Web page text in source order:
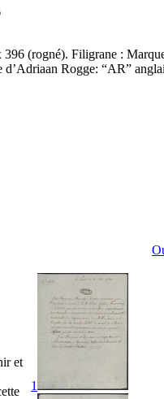
(rogné). Filigrane :
Rogge: “AR”
et
1